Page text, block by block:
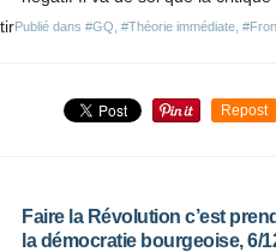
Publié dans #GQ #Théorie immédiate
Repost
Faire la Révolution c’est
la démocratie bourgeoise, 6/